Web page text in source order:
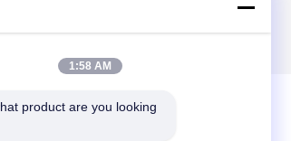
P4A
1:58 AM
product are you looking